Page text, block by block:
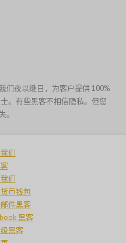
们夜以继日，为客户提供 100%
。有些黑客不相信隐私。但您
。
们
们
币钱包
件黑客
黑客
黑客(UK)
(Österreich)
(Schweiz)